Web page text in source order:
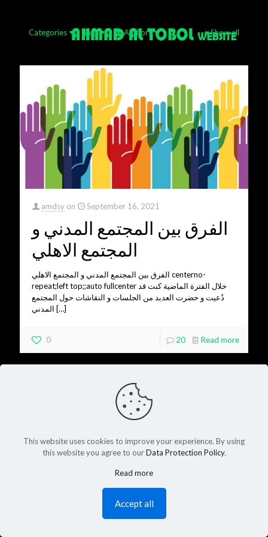
Categories Tags Authors Show all
amdsy on September 16, 2021
الفرق بين المجتمع المدني و
المجتمع الاهلي
الفرق بين المجتمع المدني و المجتمع الاهلي centerno-
repeat;left top;;auto fullcenter خلال الفترة الماضية كنت قد
دُعيت و حضرت العديد من الجلسات و النقاشات حول المجتمع
المدني […]
0 20 Read more
This website uses cookies to improve your experience. By using
this website you agree to ourData Protection Policy.
Read more
Accept all